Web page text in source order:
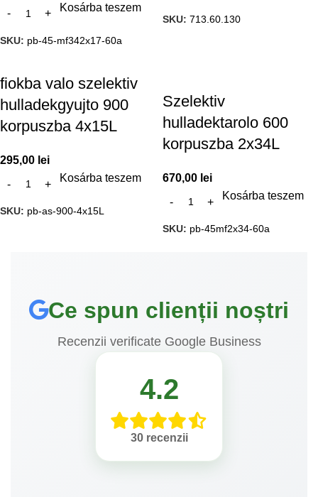
Kosárba teszem
SKU: pb-45-mf342x17-60a
SKU: 713.60.130
fiokba valo szelektiv
hulladekgyujto 900
korpuszba 4x15L
295,00 lei
Kosárba teszem
SKU: pb-as-900-4x15L
Szelektiv
hulladektarolo 600
korpuszba 2x34L
670,00 lei
Kosárba teszem
SKU: pb-45mf2x34-60a
Ce spun clienții noștri
Recenzii verificate Google Business
4.2
30 recenzii